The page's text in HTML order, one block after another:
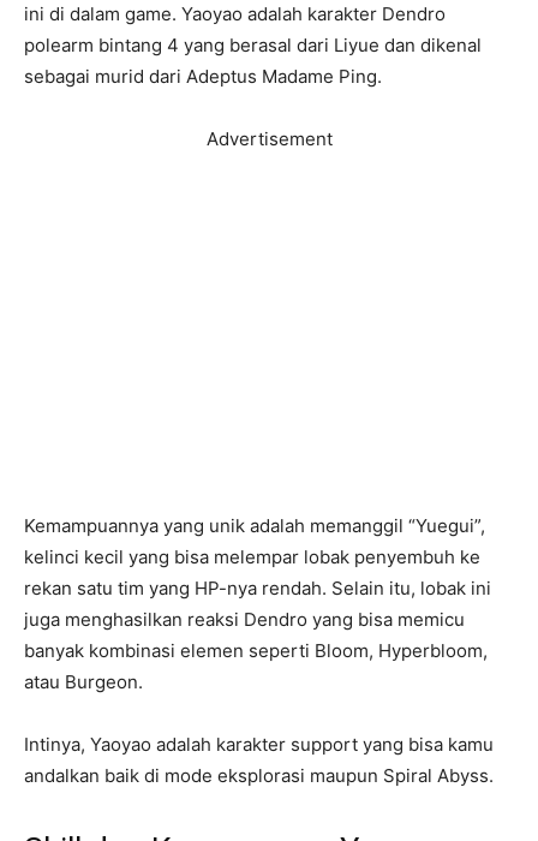
ini di dalam game. Yaoyao adalah karakter Dendro
polearm bintang 4 yang berasal dari Liyue dan dikenal
sebagai murid dari Adeptus Madame Ping.
Advertisement
Kemampuannya yang unik adalah memanggil “Yuegui”,
kelinci kecil yang bisa melempar lobak penyembuh ke
rekan satu tim yang HP-nya rendah. Selain itu, lobak ini
juga menghasilkan reaksi Dendro yang bisa memicu
banyak kombinasi elemen seperti Bloom, Hyperbloom,
atau Burgeon.
Intinya, Yaoyao adalah karakter support yang bisa kamu
andalkan baik di mode eksplorasi maupun Spiral Abyss.